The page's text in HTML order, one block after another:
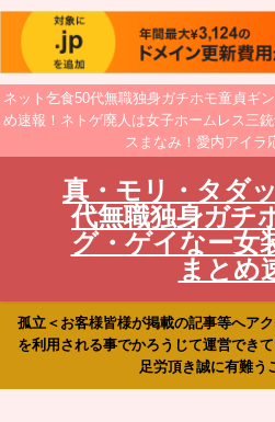
ネット乞食50代無職独身ガチホモ童貞ギ
め速報！ネトゲ廃人は女子ホームレス三
スまなみ！愛内アイラ
真・モリ・タダ
代無職独身ガチ
グ・ゲイなー女
まとめ
孤立＜お客様皆様が掲載の記事等へア
を利用される事でかろうじて運営でき
足労頂き誠に有難う